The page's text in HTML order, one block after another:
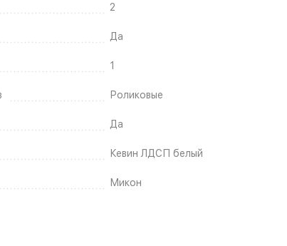
2
Да
1
Роликовые
Да
Кевин ЛДСП белый
Микон